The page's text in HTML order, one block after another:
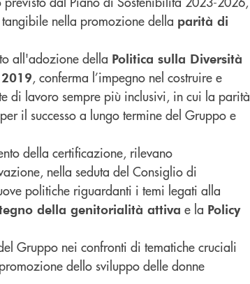
nella promozione della parità di
all'adozione della Politica sulla Diversità
, conferma l’impegno nel costruire e
di lavoro sempre più inclusivi, in cui la parità
il successo a lungo termine del Gruppo e
della certificazione, rilevano
nella seduta del Consiglio di
politiche riguardanti i temi legati alla
della genitorialità attiva e la Policy
Gruppo nei confronti di tematiche cruciali
dello sviluppo delle donne